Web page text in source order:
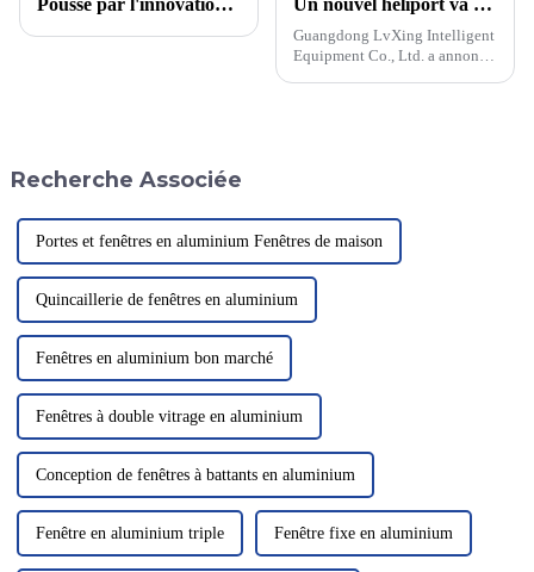
Poussé par l'innovation, à la tête d'une nouvelle ère de production industrielle d'aluminium Un nouvel héliport va révolutionner le transport aérien urbain
Guangdong LvXing Intelligent
Equipment Co., Ltd. a annoncé
Recherche Associée
Portes et fenêtres en aluminium Fenêtres de maison
Quincaillerie de fenêtres en aluminium
Fenêtres en aluminium bon marché
Fenêtres à double vitrage en aluminium
Conception de fenêtres à battants en aluminium
Fenêtre en aluminium triple Fenêtre fixe en aluminium